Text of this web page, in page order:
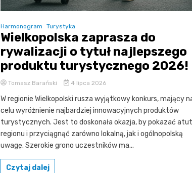
Harmonogram Turystyka
Wielkopolska zaprasza do
rywalizacji o tytuł najlepszego
produktu turystycznego 2026!
Tomasz Barański 4 lipca 2026
W regionie Wielkopolski rusza wyjątkowy konkurs, mający
celu wyróżnienie najbardziej innowacyjnych produktów
turystycznych. Jest to doskonała okazja, by pokazać
regionu i przyciągnąć zarówno lokalną, jak i ogólnopolską
uwagę. Szerokie grono uczestników ma...
Czytaj dalej